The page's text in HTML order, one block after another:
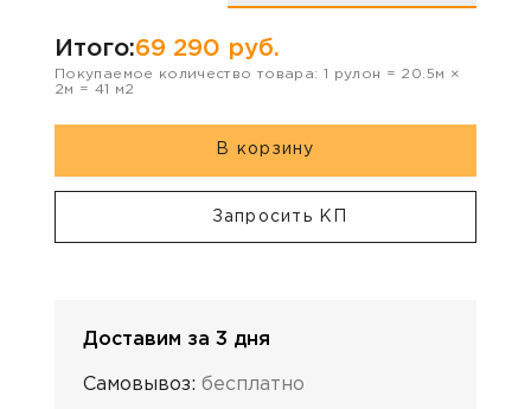
Итого:69 290 руб.
Покупаемое количество товара: 1 рулон = 20.5м ×
2м = 41 м2
В корзину
Запросить КП
Доставим за 3 дня
Самовывоз: бесплатно